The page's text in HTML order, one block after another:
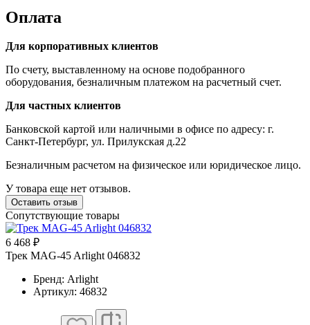
Оплата
Для корпоративных клиентов
По счету, выставленному на основе подобранного
оборудования, безналичным платежом на расчетный счет.
Для частных клиентов
Банковской картой или наличными в офисе по адресу: г.
Санкт-Петербург, ул. Прилукская д.22
Безналичным расчетом на физическое или юридическое лицо.
У товара еще нет отзывов.
Оставить отзыв
Сопутствующие товары
6 468 ₽
Трек MAG-45 Arlight 046832
Бренд: Arlight
Артикул: 46832